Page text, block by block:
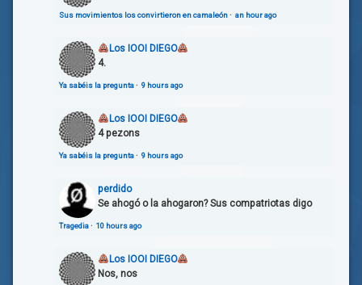
Sus movimientos los convirtieron en camaleón· an hour ago
Los IOOI DIEGO
4.
Ya sabéis la pregunta· 9 hours ago
Los IOOI DIEGO
4 pezons
Ya sabéis la pregunta· 9 hours ago
perdido
Se ahogó o la ahogaron? Sus compatriotas digo
Tragedia· 10 hours ago
Los IOOI DIEGO
Nos, nos